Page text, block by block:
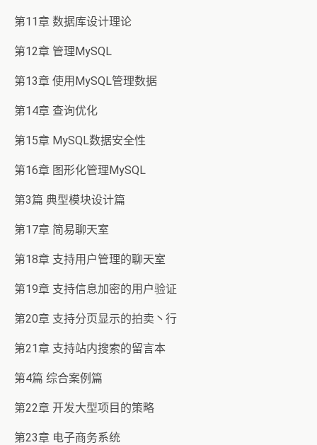
第11章 数据库设计理论
第12章 管理MySQL
第13章 使用MySQL管理数据
第14章 查询优化
第15章 MySQL数据安全性
第16章 图形化管理MySQL
第3篇 典型模块设计篇
第17章 简易聊天室
第18章 支持用户管理的聊天室
第19章 支持信息加密的用户验证
第20章 支持分页显示的拍卖丶行
第21章 支持站内搜索的留言本
第4篇 综合案例篇
第22章 开发大型项目的策略
第23章 电子商务系统